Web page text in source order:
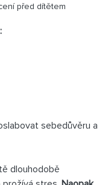
před dítětem
sebedůvěru a
dlouhodobě